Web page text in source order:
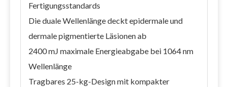
Fertigungsstandards
Die duale Wellenlänge deckt epidermale und
dermale pigmentierte Läsionen ab
2400 mJ maximale Energieabgabe bei 1064 nm
Wellenlänge
Tragbares 25-kg-Design mit kompakter